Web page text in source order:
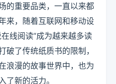
的重要品类，一直以来都
来，随着互联网和移动设
线阅读”成为越来越多读
破了传统纸质书的限制，
浪漫的故事世界中，也为
了新的活力。